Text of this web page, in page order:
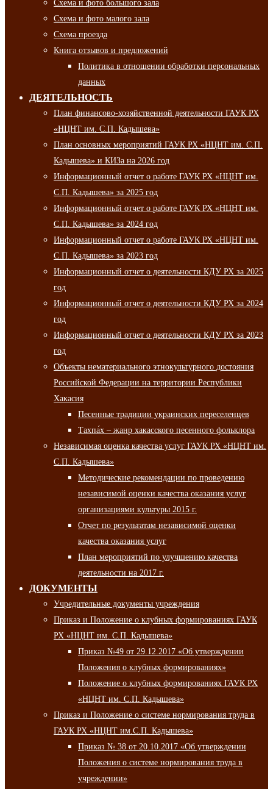
Схема и фото большого зала
Схема и фото малого зала
Схема проезда
Книга отзывов и предложений
Политика в отношении обработки персональных
данных
ДЕЯТЕЛЬНОСТЬ
План финансово-хозяйственной деятельности ГАУК РХ
«НЦНТ им. С.П. Кадышева»
План основных мероприятий ГАУК РХ «НЦНТ им. С.П.
Кадышева» и КИЗа на 2026 год
Информационный отчет о работе ГАУК РХ «НЦНТ им.
С.П. Кадышева» за 2025 год
Информационный отчет о работе ГАУК РХ «НЦНТ им.
С.П. Кадышева» за 2024 год
Информационный отчет о работе ГАУК РХ «НЦНТ им.
С.П. Кадышева» за 2023 год
Информационный отчет о деятельности КДУ РХ за 2025
год
Информационный отчет о деятельности КДУ РХ за 2024
год
Информационный отчет о деятельности КДУ РХ за 2023
год
Объекты нематериального этнокультурного достояния
Российской Федерации на территории Республики
Хакасия
Песенные традиции украинских переселенцев
Тахпа́х – жанр хакасского песенного фольклора
Независимая оценка качества услуг ГАУК РХ «НЦНТ им.
С.П. Кадышева»
Методические рекомендации по проведению
независимой оценки качества оказания услуг
организациями культуры 2015 г.
Отчет по результатам независимой оценки
качества оказания услуг
План мероприятий по улучшению качества
деятельности на 2017 г.
ДОКУМЕНТЫ
Учредительные документы учреждения
Приказ и Положение о клубных формированиях ГАУК
РХ «НЦНТ им. С.П. Кадышева»
Приказ №49 от 29.12.2017 «Об утверждении
Положения о клубных формированиях»
Положение о клубных формированиях ГАУК РХ
«НЦНТ им. С.П. Кадышева»
Приказ и Положение о системе нормирования труда в
ГАУК РХ «НЦНТ им.С.П. Кадышева»
Приказ № 38 от 20.10.2017 «Об утверждении
Положения о системе нормирования труда в
учреждении»